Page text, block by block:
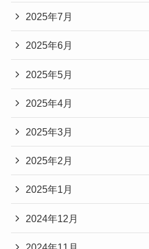
2025年7月
2025年6月
2025年5月
2025年4月
2025年3月
2025年2月
2025年1月
2024年12月